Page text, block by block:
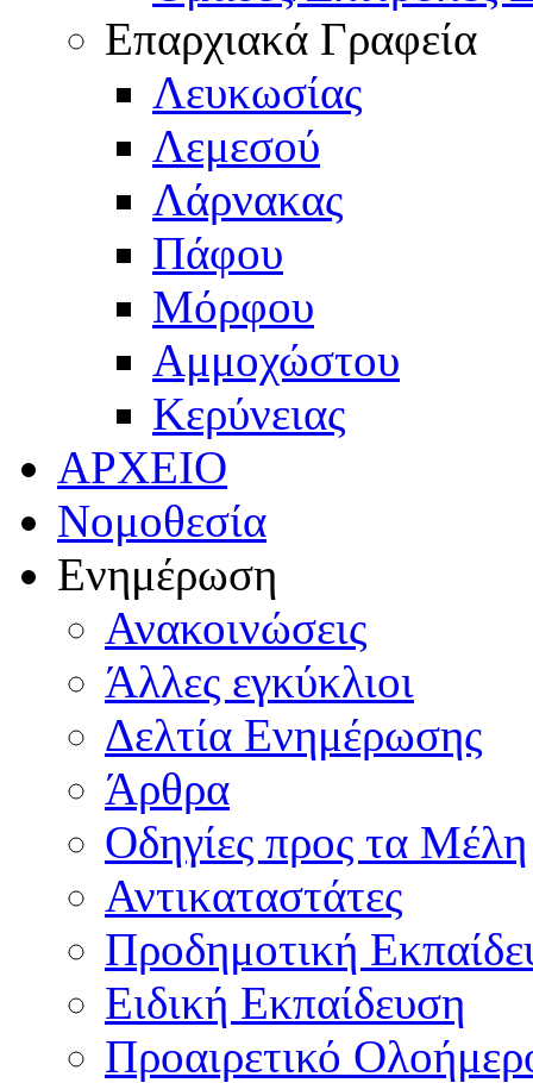
Επαρχιακά Γραφεία
Λευκωσίας
Λεμεσού
Λάρνακας
Πάφου
Μόρφου
Αμμοχώστου
Κερύνειας
ΑΡΧΕΙΟ
Νομοθεσία
Ενημέρωση
Ανακοινώσεις
Άλλες εγκύκλιοι
Δελτία Ενημέρωσης
Άρθρα
Οδηγίες προς τα Μέλη
Αντικαταστάτες
Προδημοτική
Ειδική Εκπαίδευση
Προαιρετικό